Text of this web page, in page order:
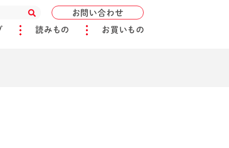
お問い合わせ
読みもの お買いもの